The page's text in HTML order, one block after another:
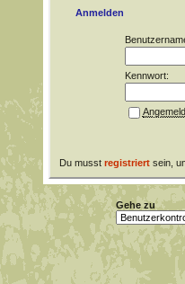
Anmelden
Kennwort:
Du musst registriertsein,
Gehe zu